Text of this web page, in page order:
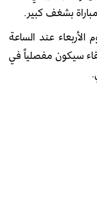
بشغف كبير.
عند الساعة
سيكون مفصلياً في